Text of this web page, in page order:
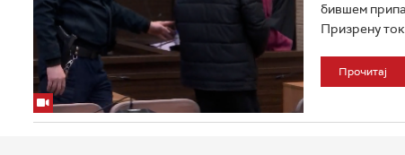
бившем
Призрену
Прочитај